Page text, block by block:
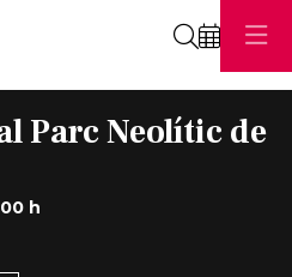
Parc Neolític de
h